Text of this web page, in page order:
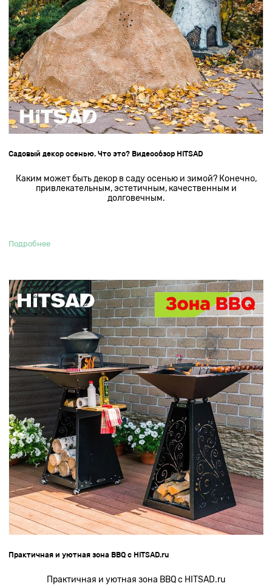
Садовый декор осенью. Что это? Видеообзор HITSAD
Каким может быть декор в саду осенью и зимой? Конечно,
привлекательным, эстетичным, качественным и
долговечным.
Подробнее
Практичная и уютная зона BBQ с HITSAD.ru
Практичная и уютная зона BBQ с HITSAD.ru